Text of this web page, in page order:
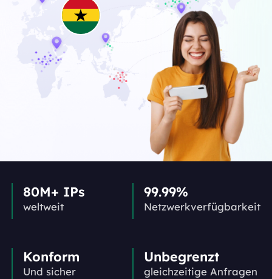
80M+ IPs
weltweit
99.99%
Netzwerkverfügbarkeit
Konform
Und sicher
Unbegrenzt
gleichzeitige Anfragen